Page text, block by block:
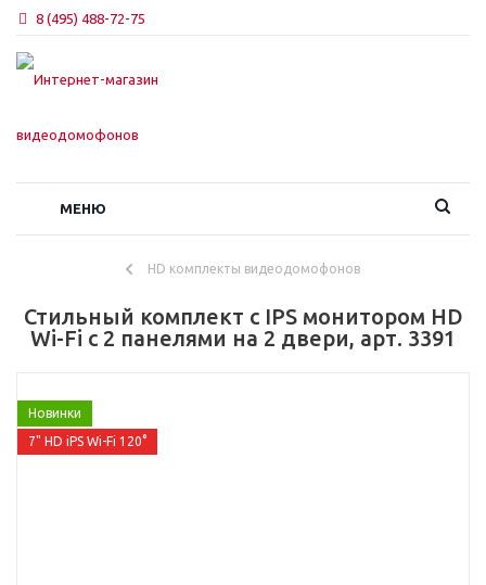
8 (495) 488-72-75
МЕНЮ
HD комплекты видеодомофонов
Стильный комплект с IPS монитором HD
Wi-Fi с 2 панелями на 2 двери, арт. 3391
Новинки
7" HD iPS Wi-Fi 120°